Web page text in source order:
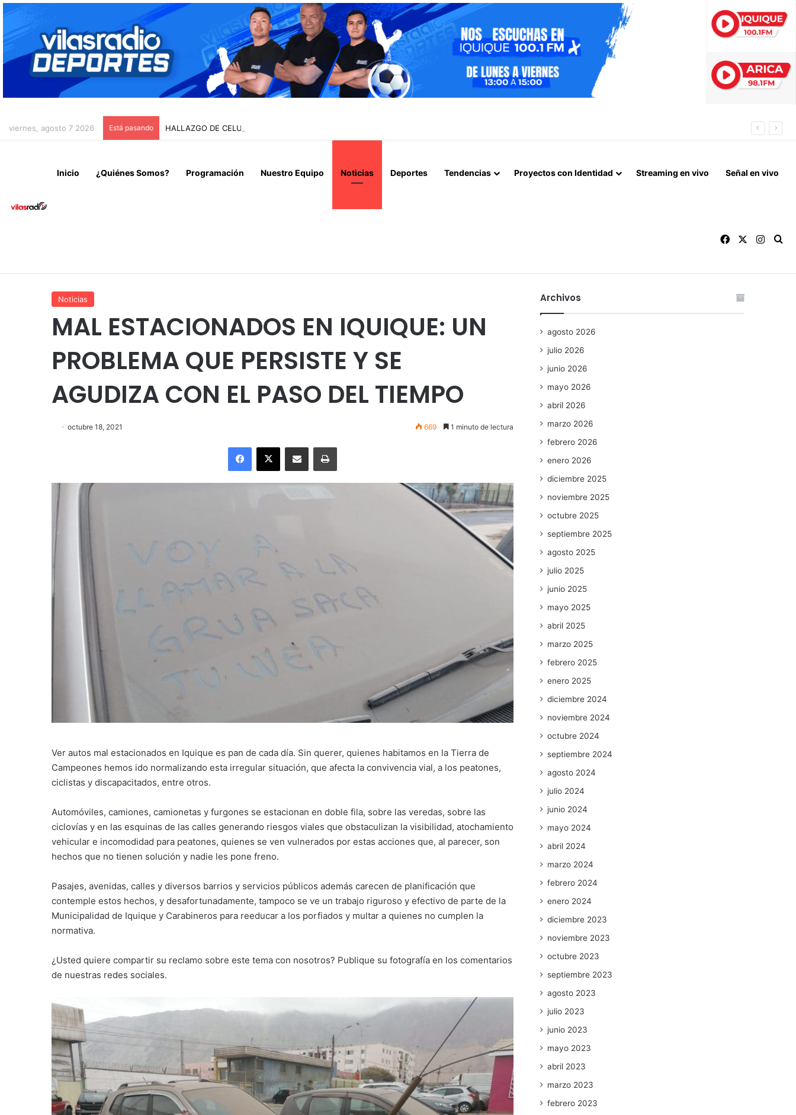
viernes, agosto 7 2026 Está pasando HALLAZGO DE CELULAR REVELA ABUSOS CONTRA MENOR Y TERMINA CON PROFESOR EN PRISIÓN PREVENTIVA
Inicio ¿Quiénes Somos? Programación Nuestro Equipo Noticias Deportes Tendencias Proyectos con Identidad Streaming en vivo Señal en vivo
Facebook
Noticias
MAL ESTACIONADOS EN IQUIQUE: UN
PROBLEMA QUE PERSISTE Y SE
AGUDIZA CON EL PASO DEL TIEMPO
octubre 18, 2021 669 1 minuto de lectura
Facebook
X Enviar vía email Imprimir
Ver autos mal estacionados en Iquique es pan de cada día. Sin querer, quienes habitamos en la Tierra de
Campeones hemos ido normalizando esta irregular situación, que afecta la convivencia vial, a los peatones,
ciclistas y discapacitados, entre otros.
Automóviles, camiones, camionetas y furgones se estacionan en doble fila, sobre las veredas, sobre las
ciclovías y en las esquinas de las calles generando riesgos viales que obstaculizan la visibilidad, atochamiento
vehicular e incomodidad para peatones, quienes se ven vulnerados por estas acciones que, al parecer, son
hechos que no tienen solución y nadie les pone freno.
Pasajes, avenidas, calles y diversos barrios y servicios públicos además carecen de planificación que
contemple estos hechos, y desafortunadamente, tampoco se ve un trabajo riguroso y efectivo de parte de la
Municipalidad de Iquique y Carabineros para reeducar a los porfiados y multar a quienes no cumplen la
normativa.
¿Usted quiere compartir su reclamo sobre este tema con nosotros? Publique su fotografía en los comentarios
de nuestras redes sociales.
Archivos
agosto 2026
julio 2026
junio 2026
mayo 2026
abril 2026
marzo 2026
febrero 2026
enero 2026
diciembre 2025
noviembre 2025
octubre 2025
septiembre 2025
agosto 2025
julio 2025
junio 2025
mayo 2025
abril 2025
marzo 2025
febrero 2025
enero 2025
diciembre 2024
noviembre 2024
octubre 2024
septiembre 2024
agosto 2024
julio 2024
junio 2024
mayo 2024
abril 2024
marzo 2024
febrero 2024
enero 2024
diciembre 2023
noviembre 2023
octubre 2023
septiembre 2023
agosto 2023
julio 2023
junio 2023
mayo 2023
abril 2023
marzo 2023
febrero 2023